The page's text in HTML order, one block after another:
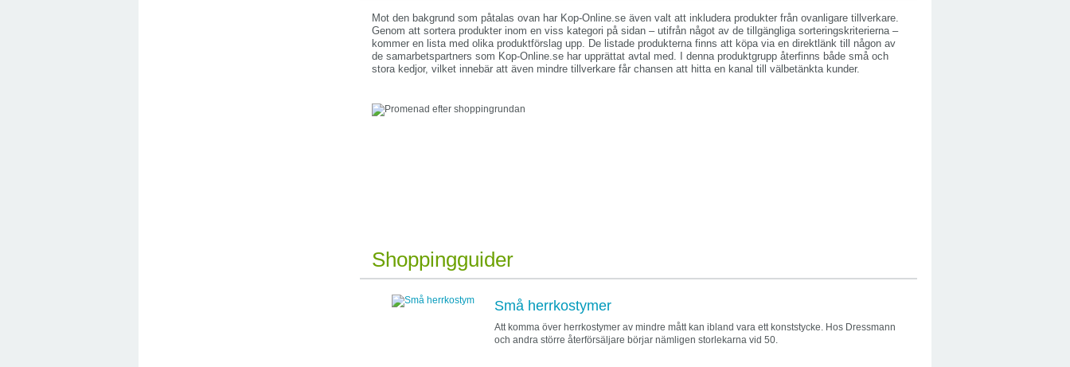
Mot den bakgrund som påtalas ovan har Kop-Online.se även valt att inkludera produkter från ovanligare tillverkare.
Genom att sortera produkter inom en viss kategori på sidan – utifrån något av de tillgängliga sorteringskriterierna –
kommer en lista med olika produktförslag upp. De listade produkterna finns att köpa via en direktlänk till någon av
de samarbetspartners som Kop-Online.se har upprättat avtal med. I denna produktgrupp återfinns både små och
stora kedjor, vilket innebär att även mindre tillverkare får chansen att hitta en kanal till välbetänkta kunder.
Shoppingguider
Små herrkostymer
Att komma över herrkostymer av mindre mått kan ibland vara ett konststycke. Hos Dressmann
och andra större återförsäljare börjar nämligen storlekarna vid 50.